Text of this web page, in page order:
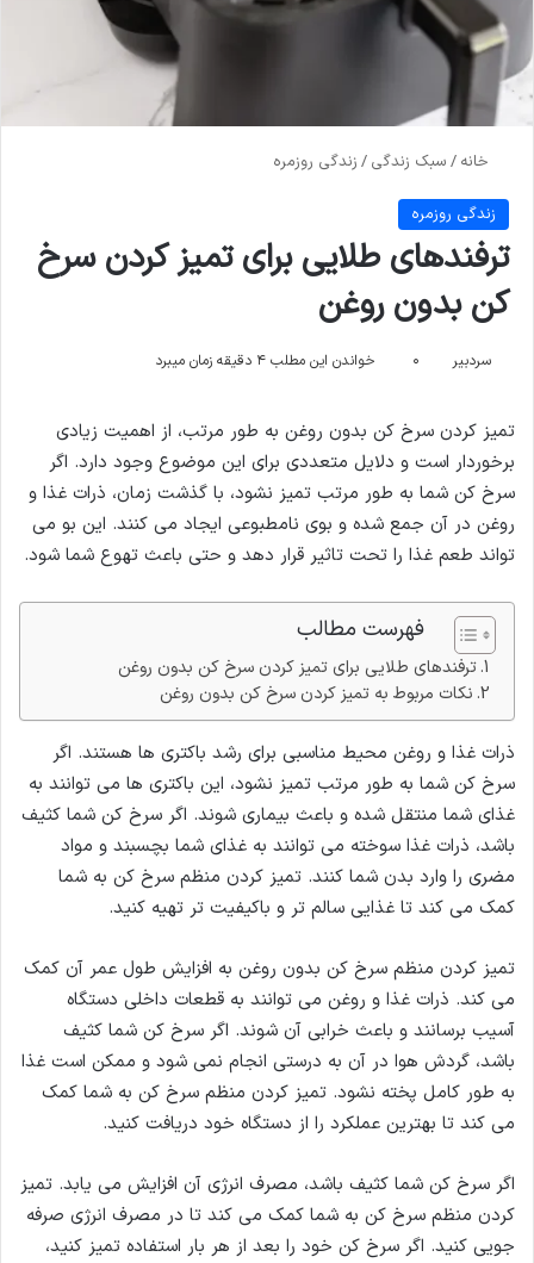
خانه / سبک زندگی / زندگی روزمره
زندگی روزمره
ترفندهای طلایی برای تمیز کردن سرخ
کن بدون روغن
سردبیر ۰ خواندن این مطلب ۴ دقیقه زمان میبرد
تمیز کردن سرخ کن بدون روغن به طور مرتب، از اهمیت زیادی
برخوردار است و دلایل متعددی برای این موضوع وجود دارد. اگر
سرخ کن شما به طور مرتب تمیز نشود، با گذشت زمان، ذرات غذا و
روغن در آن جمع شده و بوی نامطبوعی ایجاد می کنند. این بو می
تواند طعم غذا را تحت تاثیر قرار دهد و حتی باعث تهوع شما شود.
فهرست مطالب
ترفندهای طلایی برای تمیز کردن سرخ کن بدون روغن
نکات مربوط به تمیز کردن سرخ کن بدون روغن
ذرات غذا و روغن محیط مناسبی برای رشد باکتری ها هستند. اگر
سرخ کن شما به طور مرتب تمیز نشود، این باکتری ها می توانند به
غذای شما منتقل شده و باعث بیماری شوند. اگر سرخ کن شما کثیف
باشد، ذرات غذا سوخته می توانند به غذای شما بچسبند و مواد
مضری را وارد بدن شما کنند. تمیز کردن منظم سرخ کن به شما
کمک می کند تا غذایی سالم تر و باکیفیت تر تهیه کنید.
تمیز کردن منظم سرخ کن بدون روغن به افزایش طول عمر آن کمک
می کند. ذرات غذا و روغن می توانند به قطعات داخلی دستگاه
آسیب برسانند و باعث خرابی آن شوند. اگر سرخ کن شما کثیف
باشد، گردش هوا در آن به درستی انجام نمی شود و ممکن است غذا
به طور کامل پخته نشود. تمیز کردن منظم سرخ کن به شما کمک
می کند تا بهترین عملکرد را از دستگاه خود دریافت کنید.
اگر سرخ کن شما کثیف باشد، مصرف انرژی آن افزایش می یابد. تمیز
کردن منظم سرخ کن به شما کمک می کند تا در مصرف انرژی صرفه
جویی کنید. اگر سرخ کن خود را بعد از هر بار استفاده تمیز کنید،